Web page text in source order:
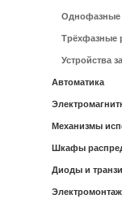
Однофазные
Трёхфазные
Устройства
Автоматика
Механизмы
Шкафы
Диоды и